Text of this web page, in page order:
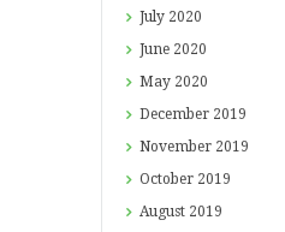
July 2020
June 2020
May 2020
December 2019
November 2019
October 2019
August 2019